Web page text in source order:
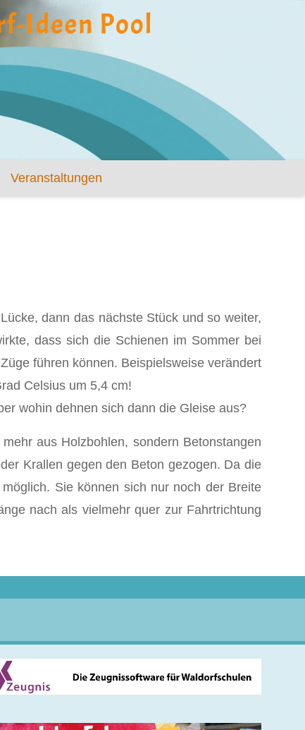
Veranstaltungen
dann das nächste Stück und so weiter,
dass sich die Schienen im Sommer bei
führen können. Beispielsweise verändert
Celsius um 5,4 cm!
wohin dehnen sich dann die Gleise aus?
aus Holzbohlen, sondern Betonstangen
Krallen gegen den Beton gezogen. Da die
Sie können sich nur noch der Breite
nach als vielmehr quer zur Fahrtrichtung